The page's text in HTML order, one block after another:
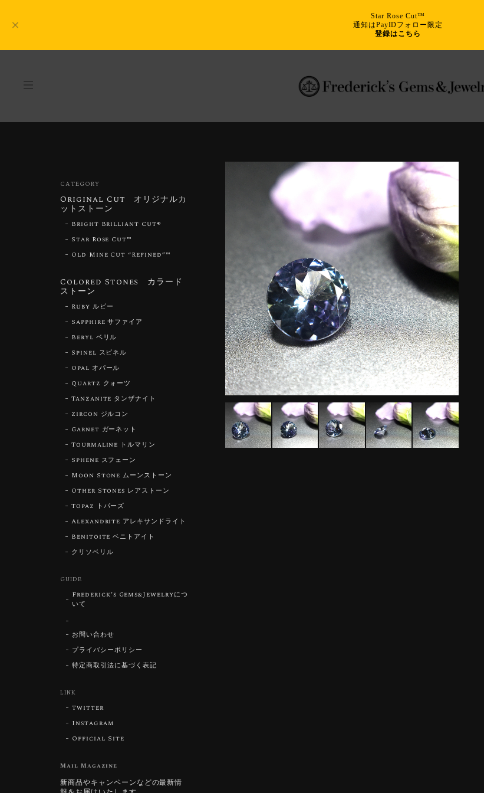
Star Rose Cut™
通知はPayIDフォロー限定
登録はこちら
CATEGORY
Original Cut オリジナルカ
ットストーン
Bright Brilliant Cut®︎
Star Rose Cut™︎
Old Mine Cut “Refined”™︎
Colored Stones カラード
ストーン
Ruby ルビー
Sapphire サファイア
Beryl ベリル
Spinel スピネル
Opal オパール
Quartz クォーツ
Tanzanite タンザナイト
Zircon ジルコン
Garnet ガーネット
Tourmaline トルマリン
Sphene スフェーン
Moon Stone ムーンストーン
Other Stones レアストーン
Topaz トパーズ
Alexandrite アレキサンドライト
Benitoite ベニトアイト
クリソベリル
GUIDE
Frederick’s Gems&Jewelryにつ
いて
お問い合わせ
プライバシーポリシー
特定商取引法に基づく表記
LINK
Twitter
Instagram
Official Site
Mail Magazine
新商品やキャンペーンなどの最新情